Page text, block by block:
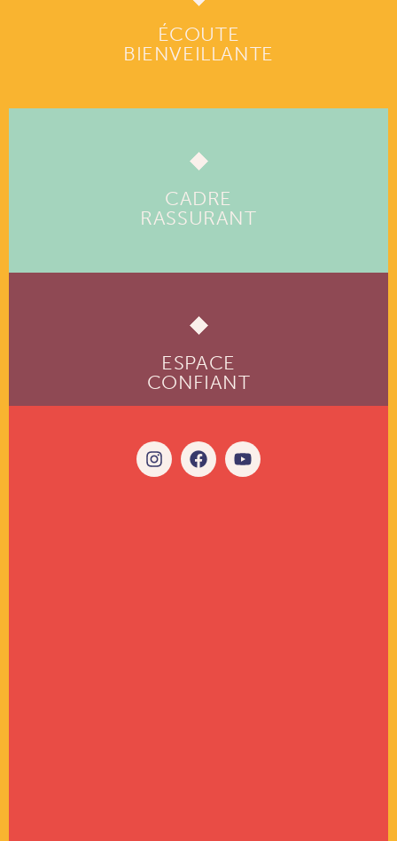
ÉCOUTE
BIENVEILLANTE
CADRE
RASSURANT
ESPACE
CONFIANT